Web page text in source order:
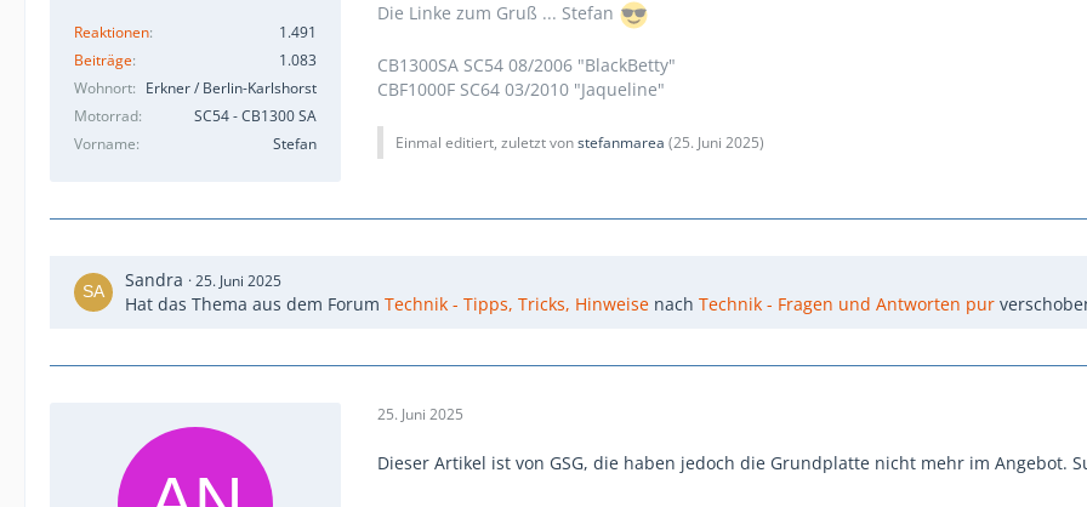
Reaktionen
1.491
Beiträge
1.083
Wohnort
Erkner / Berlin-Karlshorst
Motorrad
SC54 - CB1300 SA
Vorname
Stefan
Die Linke zum Gruß ... Stefan
CB1300SA SC54 08/2006 "BlackBetty"
CBF1000F SC64 03/2010 "Jaqueline"
Einmal editiert, zuletzt vonstefanmarea (25. Juni 2025)
Sandra 25. Juni 2025
Hat das Thema aus dem Forum Technik - Tipps, Tricks, Hinweise nach Technik - Fragen und Antworten pur
25. Juni 2025
Dieser Artikel ist von GSG, die haben jedoch die Grundplatte nicht mehr im Angebot.